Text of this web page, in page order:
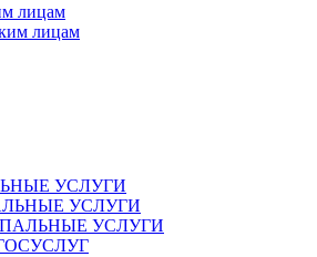
лицам
лицам
УСЛУГИ
УСЛУГИ
УСЛУГИ